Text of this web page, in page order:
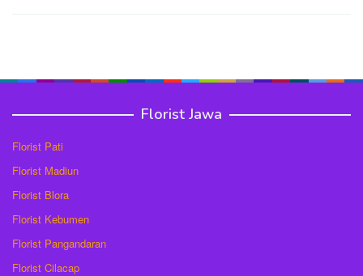
Florist Jawa
Florist Pati
Florist Madiun
Florist Blora
Florist Kebumen
Florist Pangandaran
Florist Cilacap